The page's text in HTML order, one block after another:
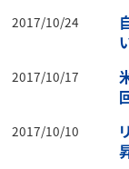
2017/10/24
2017/10/17
2017/10/10